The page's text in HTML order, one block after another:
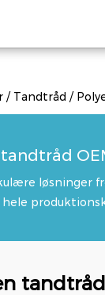
/ Tandtråd /
løsninger